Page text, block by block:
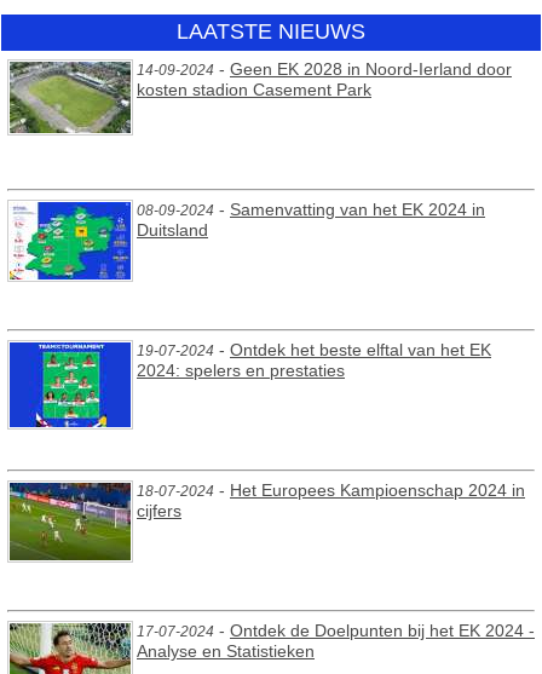
LAATSTE NIEUWS
14-09-2024 - Geen EK 2028 in Noord-Ierland door
kosten stadion Casement Park
08-09-2024 - Samenvatting van het EK 2024 in
Duitsland
19-07-2024 - Ontdek het beste elftal van het EK
2024: spelers en prestaties
18-07-2024 - Het Europees Kampioenschap 2024 in
cijfers
17-07-2024 - Ontdek de Doelpunten bij het EK 2024 -
Analyse en Statistieken